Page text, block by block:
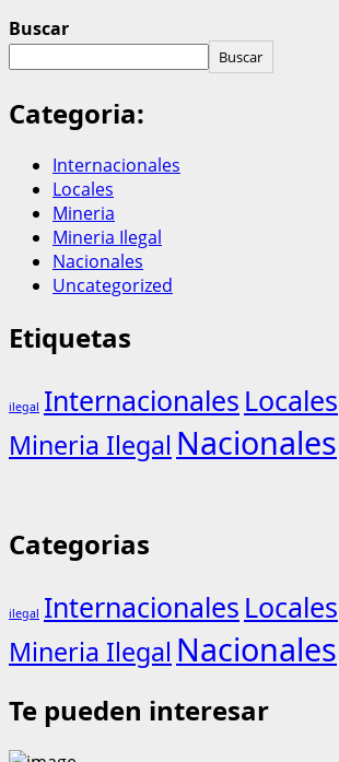
Buscar
Buscar
Categoria:
Internacionales
Locales
Mineria
Mineria Ilegal
Nacionales
Uncategorized
Etiquetas
ilegal Internacionales Locales
Mineria Ilegal Nacionales
Categorias
ilegal Internacionales Locales
Mineria Ilegal Nacionales
Te pueden interesar